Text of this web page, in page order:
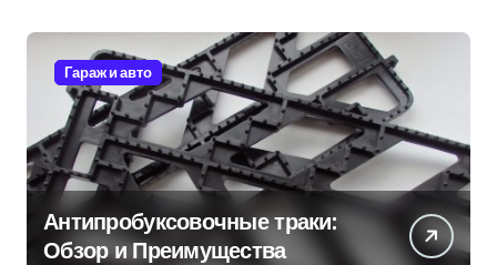
Гараж и авто
Антипробуксовочные траки:
Обзор и Преимущества